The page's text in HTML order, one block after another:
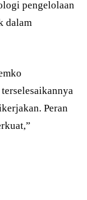
pengelolaan
dalam
Peran